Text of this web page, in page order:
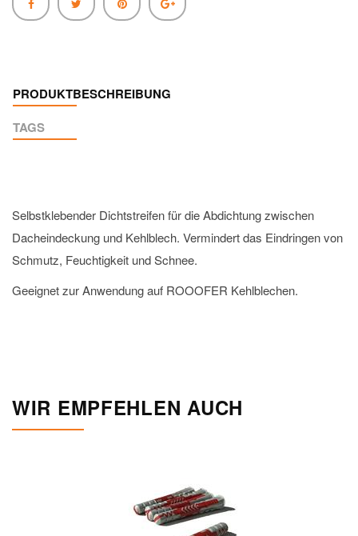
PRODUKTBESCHREIBUNG
TAGS
Selbstklebender Dichtstreifen für die Abdichtung zwischen
Dacheindeckung und Kehlblech. Vermindert das Eindringen von
Schmutz, Feuchtigkeit und Schnee.
Geeignet zur Anwendung auf ROOOFER Kehlblechen.
WIR EMPFEHLEN AUCH